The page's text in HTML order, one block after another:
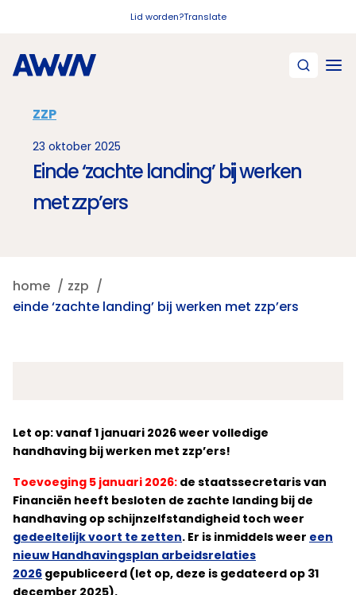
Lid worden?Translate
ZZP
23 oktober 2025
Einde ‘zachte landing’ bij werken
met zzp’ers
home
zzp
einde ‘zachte landing’ bij werken met zzp’ers
Let op: vanaf 1 januari 2026 weer volledige
handhaving bij werken met zzp’ers!
Toevoeging 5 januari 2026: de staatssecretaris van
Financiën heeft besloten de zachte landing bij de
handhaving op schijnzelfstandigheid toch weer
gedeeltelijk voort te zetten. Er is inmiddels weer een
nieuw Handhavingsplan arbeidsrelaties
2026 gepubliceerd (let op, deze is gedateerd op 31
december 2025).